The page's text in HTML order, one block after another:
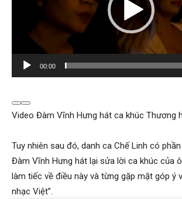
ơ
i
d
o
00:00
Video Đàm Vĩnh Hưng hát ca khúc Thương
Tuy nhiên sau đó, danh ca Chế Linh có
Đàm Vĩnh Hưng hát lại sửa lời ca khúc của
làm tiếc về điều này và từng gặp mặt góp ý
nhạc Việt”.